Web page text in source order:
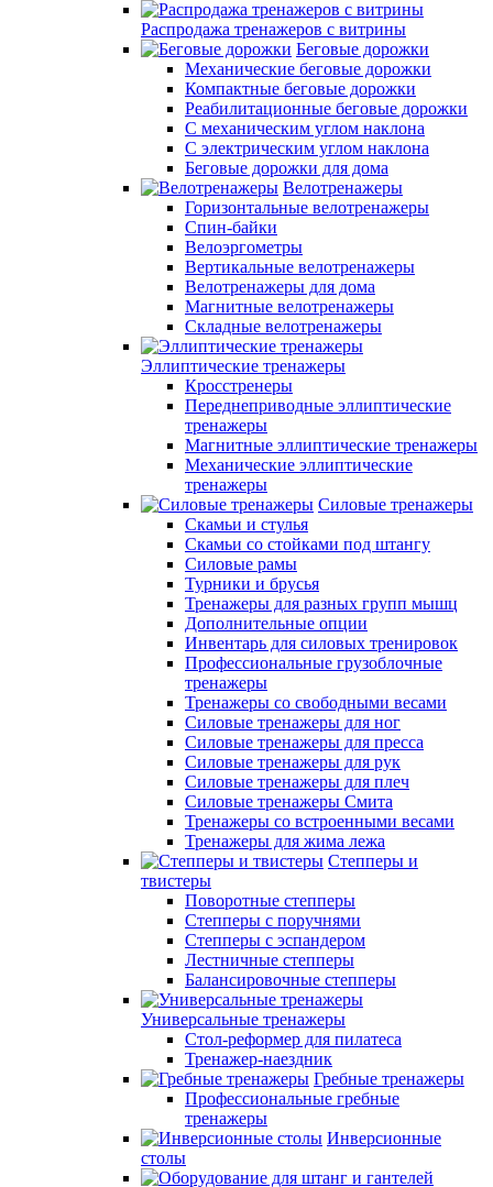
Распродажа тренажеров с витрины
Беговые дорожки
Механические беговые дорожки
Компактные беговые дорожки
Реабилитационные беговые дорожки
С механическим углом наклона
С электрическим углом наклона
Беговые дорожки для дома
Велотренажеры
Горизонтальные велотренажеры
Спин-байки
Велоэргометры
Вертикальные велотренажеры
Велотренажеры для дома
Магнитные велотренажеры
Складные велотренажеры
Эллиптические тренажеры
Кросстренеры
Переднеприводные эллиптические
тренажеры
Магнитные эллиптические тренажеры
Механические эллиптические
тренажеры
Силовые тренажеры
Скамьи и стулья
Скамьи со стойками под штангу
Силовые рамы
Турники и брусья
Тренажеры для разных групп мышц
Дополнительные опции
Инвентарь для силовых тренировок
Профессиональные грузоблочные
тренажеры
Тренажеры со свободными весами
Силовые тренажеры для ног
Силовые тренажеры для пресса
Силовые тренажеры для рук
Силовые тренажеры для плеч
Силовые тренажеры Смита
Тренажеры со встроенными весами
Тренажеры для жима лежа
Степперы и
твистеры
Поворотные степперы
Степперы с поручнями
Степперы с эспандером
Лестничные степперы
Балансировочные степперы
Универсальные тренажеры
Стол-реформер для пилатеса
Тренажер-наездник
Гребные тренажеры
Профессиональные гребные
тренажеры
Инверсионные
столы